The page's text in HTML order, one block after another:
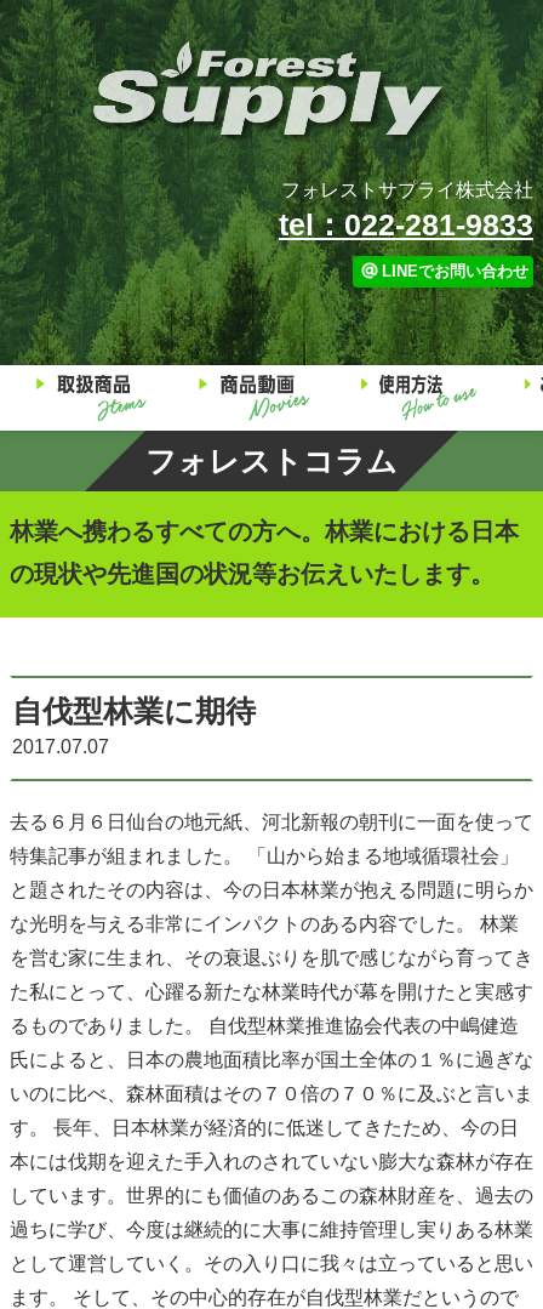
フォレストサプライ株式会社
tel：022-281-9833
LINEでお問い合わせ
フォレストコラム
林業へ携わるすべての方へ。林業における日本
の現状や先進国の状況等お伝えいたします。
自伐型林業に期待
2017.07.07
去る６月６日仙台の地元紙、河北新報の朝刊に一面を使って
特集記事が組まれました。 「山から始まる地域循環社会」
と題されたその内容は、今の日本林業が抱える問題に明らか
な光明を与える非常にインパクトのある内容でした。 林業
を営む家に生まれ、その衰退ぶりを肌で感じながら育ってき
た私にとって、心躍る新たな林業時代が幕を開けたと実感す
るものでありました。 自伐型林業推進協会代表の中嶋健造
氏によると、日本の農地面積比率が国土全体の１％に過ぎな
いのに比べ、森林面積はその７０倍の７０％に及ぶと言いま
す。 長年、日本林業が経済的に低迷してきたため、今の日
本には伐期を迎えた手入れのされていない膨大な森林が存在
しています。世界的にも価値のあるこの森林財産を、過去の
過ちに学び、今度は継続的に大事に維持管理し実りある林業
として運営していく。その入り口に我々は立っていると思い
ます。 そして、その中心的存在が自伐型林業だというので